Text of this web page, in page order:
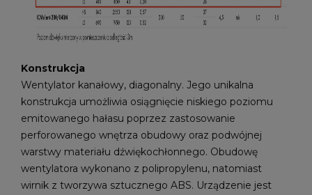
Konstrukcja
Wentylator kanałowy, diagonalny. Jego unikalna
konstrukcja umożliwia osiągnięcie niskiego poziomu
emitowanego hałasu poprzez zastosowanie
perforowanego wnętrza obudowy oraz podwójnej
warstwy materiału dźwiękochłonnego. Obudowę
wentylatora wykonano z polipropylenu, natomiast
wirnik z tworzywa sztucznego ABS. Urządzenie jest